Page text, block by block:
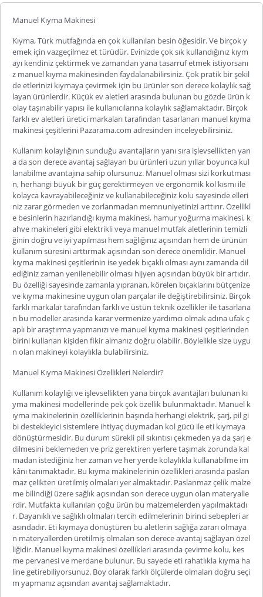
Manuel Kıyma Makinesi
Kıyma, Türk mutfağında en çok kullanılan besin öğesidir. Ve birçok y
emek için vazgeçilmez et türüdür. Evinizde çok sık kullandığınız kıym
ayı kendiniz çektirmek ve zamandan yana tasarruf etmek istiyorsanı
z manuel kıyma makinesinden faydalanabilirsiniz. Çok pratik bir şekil
de etlerinizi kıymaya çevirmek için bu ürünler son derece kolaylık sağ
layan ürünlerdir. Küçük ev aletleri arasında bulunan bu gözde ürün k
olay taşınabilir yapısı ile kullanıcılarına kolaylık sağlamaktadır. Birçok
farklı ev aletleri üretici markaları tarafından tasarlanan manuel kıyma
makinesi çeşitlerini Pazarama.com adresinden inceleyebilirsiniz.
Kullanım kolaylığının sunduğu avantajların yanı sıra işlevsellikten yan
a da son derece avantaj sağlayan bu ürünleri uzun yıllar boyunca kul
lanabilme avantajına sahip olursunuz. Manuel olması sizi korkutması
n, herhangi büyük bir güç gerektirmeyen ve ergonomik kol kısmı ile
kolayca kavrayabileceğiniz ve kullanabileceğiniz kolu sayesinde elleri
niz zarar görmeden ve zorlanmadan memnuniyetinizi arttırır. Özellikl
e besinlerin hazırlandığı kıyma makinesi, hamur yoğurma makinesi, k
ahve makineleri gibi elektrikli veya manuel mutfak aletlerinin temizli
ğinin doğru ve iyi yapılması hem sağlığınız açısından hem de ürünün
kullanım süresini arttırmak açısından son derece önemlidir. Manuel
kıyma makinesi çeşitlerinin ise yedek bıçaklı olması aynı zamanda dil
ediğiniz zaman yenilenebilir olması hijyen açısından büyük bir artıdır.
Bu özelliği sayesinde zamanla yıpranan, körelen bıçaklarını bütçenize
ve kıyma makinesine uygun olan parçalar ile değiştirebilirsiniz. Birçok
farklı markalar tarafından farklı ve üstün teknik özellikler ile tasarlana
n bu modeller arasında karar vermenize yardımcı olmak adına ufak ç
aplı bir araştırma yapmanızı ve manuel kıyma makinesi çeşitlerinden
birini kullanan kişiden fikir almanız doğru olabilir. Böylelikle size uygu
n olan makineyi kolaylıkla bulabilirsiniz.
Manuel Kıyma Makinesi Özellikleri Nelerdir?
Kullanım kolaylığı ve işlevsellikten yana birçok avantajları bulunan kı
yma makinesi modellerinde pek çok özellik bulunmaktadır. Manuel k
ıyma makinelerinin özelliklerinin başında herhangi elektrik, şarj, pil gi
bi destekleyici sistemlere ihtiyaç duymadan kol gücü ile eti kıymaya
dönüştürmesidir. Bu durum sürekli pil sıkıntısı çekmeden ya da şarj e
dilmesini beklemeden ve priz gerektiren yerlere taşımak zorunda kal
madan istediğiniz her zaman ve her yerde kolaylıkla kullanabilme im
kânı tanımaktadır. Bu kıyma makinelerinin özellikleri arasında paslan
maz çelikten üretilmiş olmaları yer almaktadır. Paslanmaz çelik malze
me bilindiği üzere sağlık açısından son derece uygun olan materyalle
rdir. Mutfakta kullanılan çoğu ürün bu malzemelerden yapılmaktadı
r. Dayanıklı ve sağlıklı olmaları tercih edilmelerinin birinci sebepleri ar
asındadır. Eti kıymaya dönüştüren bu aletlerin sağlığa zararı olmaya
n materyallerden üretilmiş olmaları son derece avantaj sağlayan özel
liğidir. Manuel kıyma makinesi özellikleri arasında çevirme kolu, kes
me pervanesi ve merdane bulunur. Bu sayede eti rahatlıkla kıyma ha
line getirebiliyorsunuz. Boy olarak farklı ölçülerde olmaları doğru seçi
m yapmanız açısından avantaj sağlamaktadır.